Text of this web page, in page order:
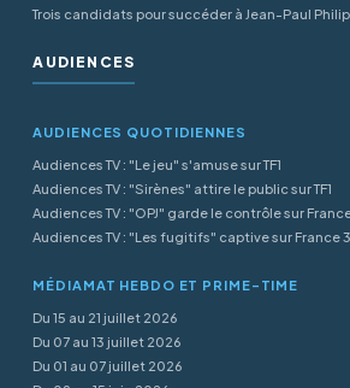
Trois candidats pour succéder à Jean-Paul
AUDIENCES
AUDIENCES QUOTIDIENNES
Audiences TV : "Le jeu" s'amuse sur TF1
Audiences TV : "Sirènes" attire le public sur TF1
Audiences TV : "OPJ" garde le contrôle sur
Audiences TV : "Les fugitifs" captive sur France 3
MÉDIAMAT HEBDO ET PRIME-TIME
Du 15 au 21 juillet 2026
Du 07 au 13 juillet 2026
Du 01 au 07 juillet 2026